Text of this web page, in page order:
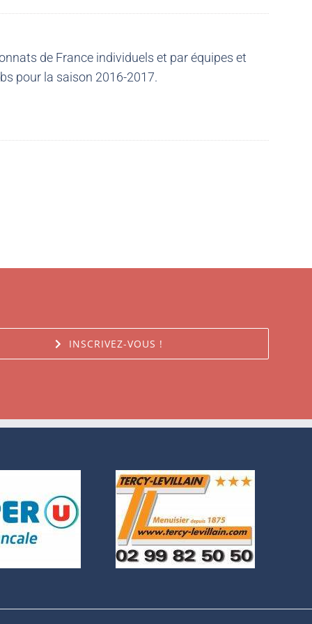
de France individuels et par équipes et
pour la saison 2016-2017.
INSCRIVEZ-VOUS !